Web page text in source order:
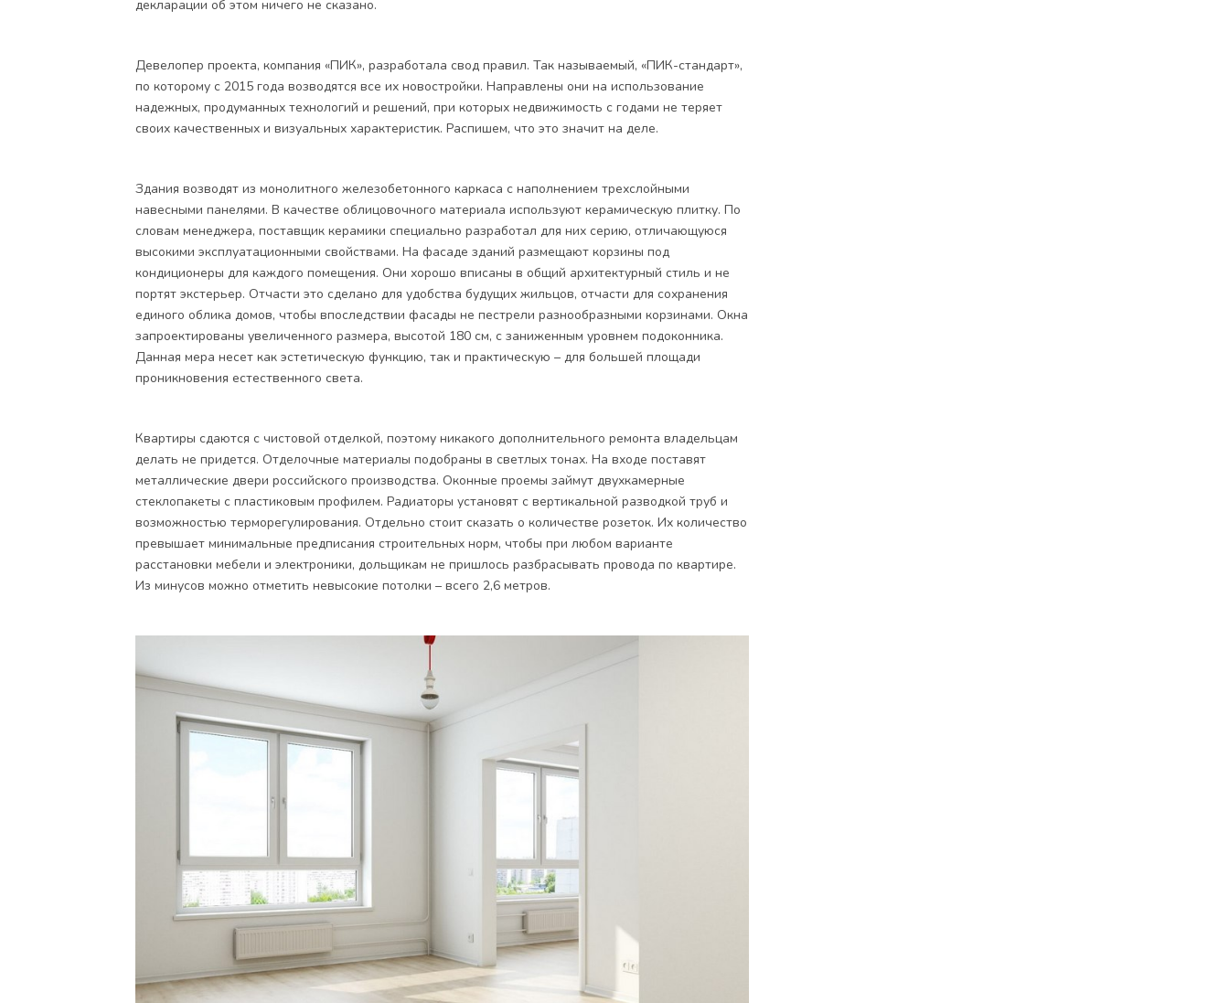
декларации об этом ничего не сказано.
Девелопер проекта, компания «ПИК», разработала свод правил. Так называемый, «ПИК-стандарт»,
по которому с 2015 года возводятся все их новостройки. Направлены они на использование
надежных, продуманных технологий и решений, при которых недвижимость с годами не теряет
своих качественных и визуальных характеристик. Распишем, что это значит на деле.
Здания возводят из монолитного железобетонного каркаса с наполнением трехслойными
навесными панелями. В качестве облицовочного материала используют керамическую плитку. По
словам менеджера, поставщик керамики специально разработал для них серию, отличающуюся
высокими эксплуатационными свойствами. На фасаде зданий размещают корзины под
кондиционеры для каждого помещения. Они хорошо вписаны в общий архитектурный стиль и не
портят экстерьер. Отчасти это сделано для удобства будущих жильцов, отчасти для сохранения
единого облика домов, чтобы впоследствии фасады не пестрели разнообразными корзинами. Окна
запроектированы увеличенного размера, высотой 180 см, с заниженным уровнем подоконника.
Данная мера несет как эстетическую функцию, так и практическую – для большей площади
проникновения естественного света.
Квартиры сдаются с чистовой отделкой, поэтому никакого дополнительного ремонта владельцам
делать не придется. Отделочные материалы подобраны в светлых тонах. На входе поставят
металлические двери российского производства. Оконные проемы займут двухкамерные
стеклопакеты с пластиковым профилем. Радиаторы установят с вертикальной разводкой труб и
возможностью терморегулирования. Отдельно стоит сказать о количестве розеток. Их количество
превышает минимальные предписания строительных норм, чтобы при любом варианте
расстановки мебели и электроники, дольщикам не пришлось разбрасывать провода по квартире.
Из минусов можно отметить невысокие потолки – всего 2,6 метров.